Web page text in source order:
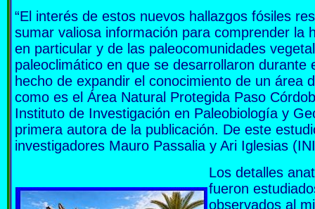
“El interés de estos nuevos hallazgos fósiles
sumar valiosa información para comprender la
en particular y de las paleocomunidades
paleoclimático en que se desarrollaron
hecho de expandir el conocimiento de un área
como es el Área Natural Protegida Paso
Instituto de Investigación en Paleobiología y
primera autora de la publicación. De este
investigadores Mauro Passalia y Ari Iglesias
Los detalles
fueron
observados al